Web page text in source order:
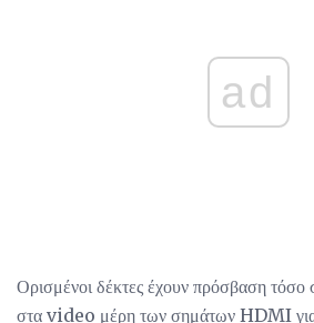
ad
Ορισμένοι δέκτες έχουν πρόσβαση τόσο
στα video μέρη των σημάτων HDMI για